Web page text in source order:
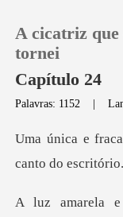
Loja
Histórico
A cicatriz que
tornei
Capítulo 24
Palavras: 1152 |